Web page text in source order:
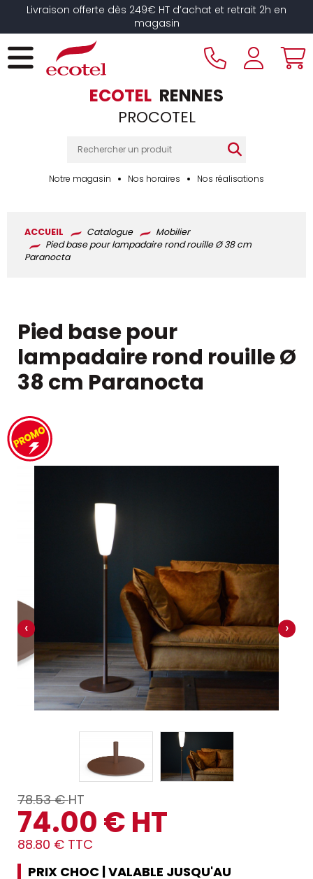
Livraison offerte dès 249€ HT d’achat et retrait 2h en
magasin
ECOTEL RENNES
PROCOTEL
Notre magasin Nos horaires Nos réalisations
ACCUEIL Catalogue
Mobilier
Pied base pour lampadaire rond rouille Ø 38 cm
Paranocta
Pied base pour
lampadaire rond rouille Ø
38 cm Paranocta
‹ ›
78.53 €HT
74.00 € HT
88.80 € TTC
PRIX CHOC | VALABLE JUSQU'AU
Panneau de gestion des cookies